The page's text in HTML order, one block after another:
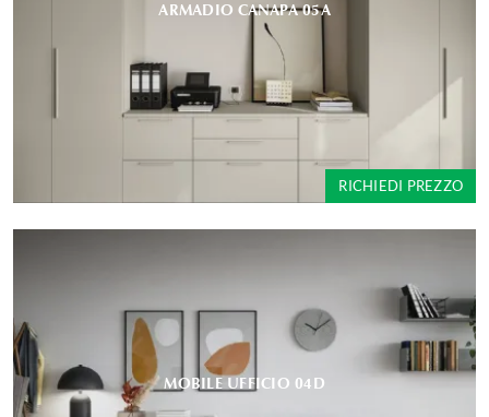
ARMADIO CANAPA 05A
RICHIEDI PREZZO
MOBILE UFFICIO 04D